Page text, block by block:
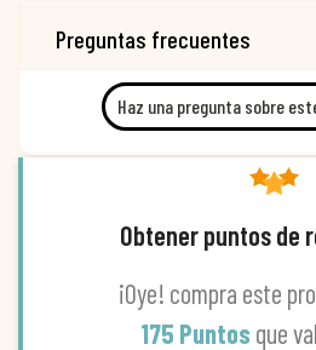
Preguntas frecuentes
Haz una pregunta sobre
Obtener puntos de
¡Oye! compra este
175 Puntos que